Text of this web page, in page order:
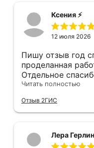
где-то краску
качеству двери
нержавеющий,
порога наклеен
корабле, не к
довольны,
Ксения ⚡️
12 июля 2026
Пишу отзыв год
проделанная
Отдельное
Анастасии,
Читать полностью
Отзыв 2ГИС
Лера